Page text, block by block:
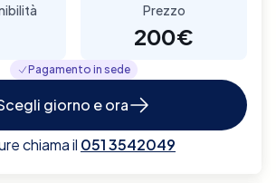
Prezzo
200€
Pagamento in sede
giorno e ora
chiama il 051 3542049